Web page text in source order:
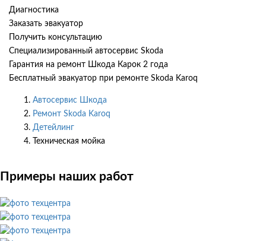
Диагностика
Заказать эвакуатор
Получить консультацию
Специализированный автосервис Skoda
Гарантия на ремонт Шкода Карок 2 года
Бесплатный эвакуатор при ремонте Skoda Karoq
Автосервис Шкода
Ремонт Skoda Karoq
Детейлинг
Техническая мойка
Примеры наших работ